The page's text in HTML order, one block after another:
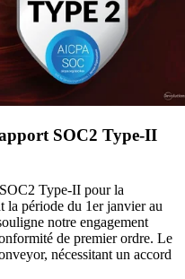
SOC2 Type-II
Type-II pour la
la période du 1er janvier au
notre engagement
de premier ordre. Le
nécessitant un accord